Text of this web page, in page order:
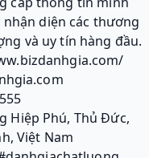
diện các thương
và uy tín hàng đầu.
Hiệp Phú, Thủ Đức,
Việt Nam